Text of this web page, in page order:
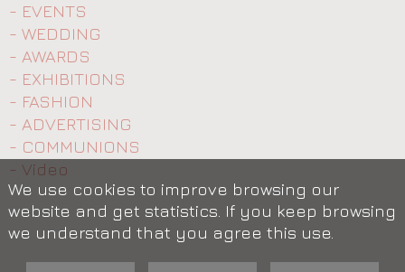
- EVENTS
- WEDDING
- AWARDS
- EXHIBITIONS
- FASHION
- ADVERTISING
- COMMUNIONS
- Video
We use cookies to improve browsing our
website and get statistics. If you keep browsing
we understand that you agree this use.